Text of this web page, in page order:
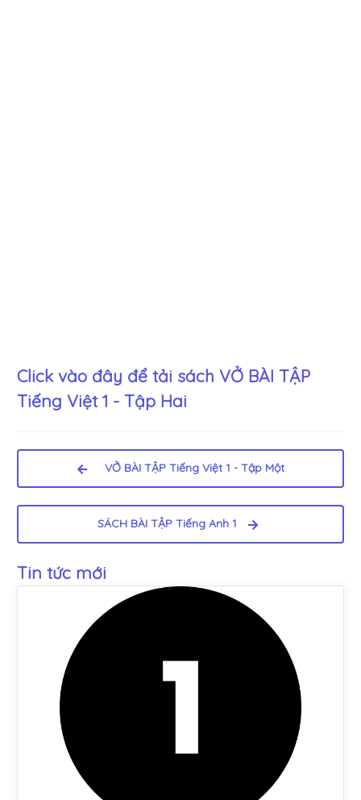
Click vào đây để tải sách VỞ BÀI TẬP
Tiếng Việt 1 - Tập Hai
VỞ BÀI TẬP Tiếng Việt 1 - Tập Một
SÁCH BÀI TẬP Tiếng Anh 1
Tin tức mới